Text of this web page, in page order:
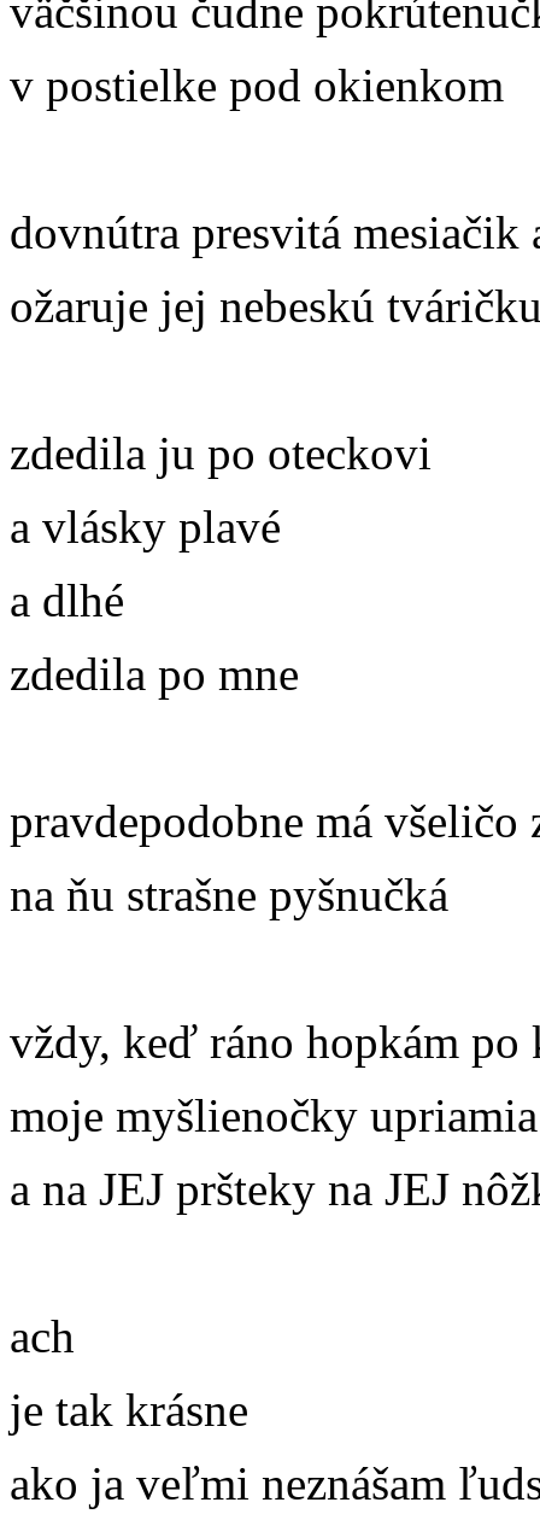
väčšinou čudne
v postielke pod okienkom
dovnútra presvitá mesiačik
ožaruje jej nebeskú
zdedila ju po oteckovi
a vlásky plavé
a dlhé
zdedila po mne
pravdepodobne má všeličo
na ňu strašne pyšnučká
vždy, keď ráno hopkám po
moje myšlienočky
a na JEJ pršteky na JEJ
ach
je tak krásne
ako ja veľmi neznášam